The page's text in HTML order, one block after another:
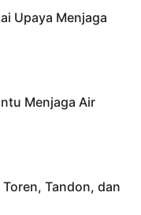
Upaya Menjaga
Menjaga Air
Tandon, dan